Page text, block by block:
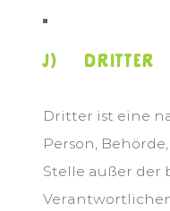
j) Dritter
Dritter ist eine
Person,
Stelle außer der